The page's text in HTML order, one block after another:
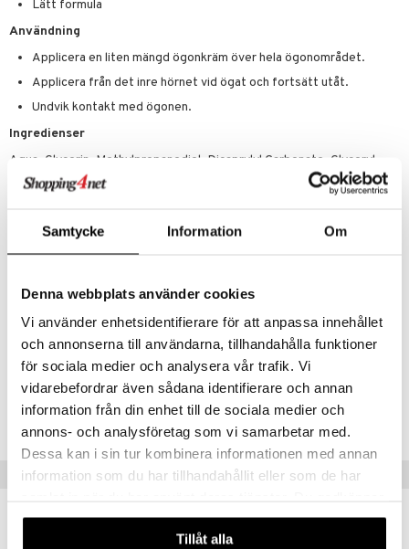
Samtycke Information Om
Denna webbplats använder cookies
Vi använder enhetsidentifierare för att anpassa innehållet
och annonserna till användarna, tillhandahålla funktioner
för sociala medier och analysera vår trafik. Vi
vidarebefordrar även sådana identifierare och annan
information från din enhet till de sociala medier och
annons- och analysföretag som vi samarbetar med.
Dessa kan i sin tur kombinera informationen med annan
information som du har tillhandahållit eller som de har
våra cookies vid fortsatt användande av vår webbplats.
Tillåt alla
Lätt formula
Användning
Applicera en liten mängd ögonkräm över hela ögonområdet.
Applicera från det inre hörnet vid ögat och fortsätt utåt.
Undvik kontakt med ögonen.
Ingredienser
Aqua, Glycerin, Methylpropanediol, Dicaprylyl Carbonate, Glyceryl
Stearate, Cetearyl Alcohol, Hydrogenated Vegetable Oil, Tapioca
Starch, C12-15 Alkyl Benzoate, Caprylic/Capric Triglyceride,
Creatine, 1-Methylhydantoin-2-Imide, Tocopherol, Potassium Cetyl
Phosphate, Hydrogenated Palm Glycerides, Caprylyl Glycol,
Ethylhexylglycerin, Carrageenan, Xanthan Gum, Sodium Hydroxide,
Artikelnr
CNV57-NL-15-XX-XX
Lägsta pris senaste 30 dagarna: 149 kr
Tips till dig